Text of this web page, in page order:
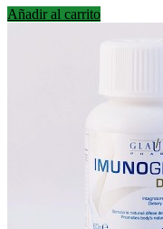
Añadir al carrito